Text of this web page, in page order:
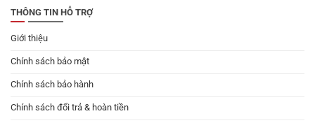
THÔNG TIN HỖ TRỢ
Giới thiệu
Chính sách bảo mật
Chính sách bảo hành
Chính sách đổi trả & hoàn tiền